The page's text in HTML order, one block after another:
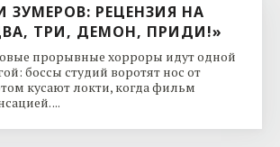
ЗУМЕРОВ: РЕЦЕНЗИЯ НА
ТРИ, ДЕМОН, ПРИДИ!»
прорывные хорроры идут одной
боссы студий воротят нос от
кусают локти, когда фильм
...